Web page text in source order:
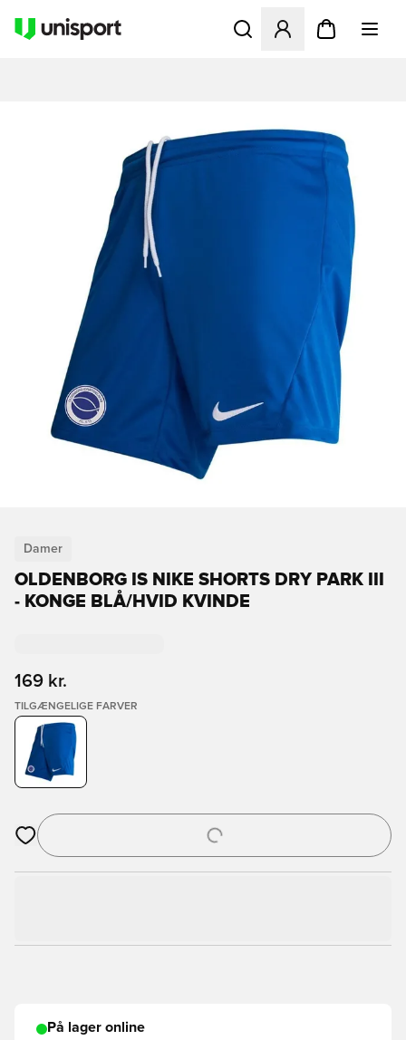
Åbner en Modal til at
Damer
OLDENBORG IS NIKE SHORTS DRY PARK III
- KONGE BLÅ/HVID KVINDE
169 kr.
TILGÆNGELIGE FARVER
Åbner en Modal til at logge ind eller tilmelde dig som medlem
På lager online